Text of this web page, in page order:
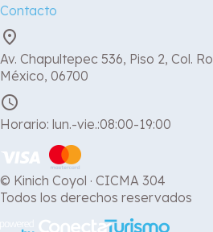
Contacto
place
Av. Chapultepec 536, Piso 2, Col.
México, 06700
schedule
Horario: lun.-vie.:08:00-19:00
© Kinich Coyol · CICMA 304
Todos los derechos reservados